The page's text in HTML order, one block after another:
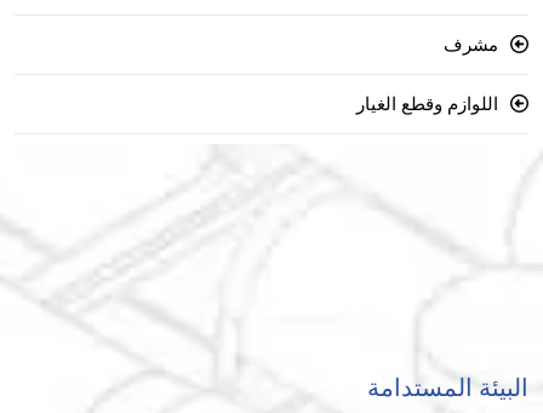
مشرف
اللوازم وقطع الغيار
البيئة المستدامة